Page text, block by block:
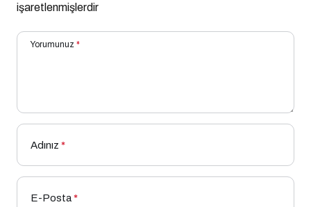
işaretlenmişlerdir
Yorumunuz *
Adınız *
E-Posta*